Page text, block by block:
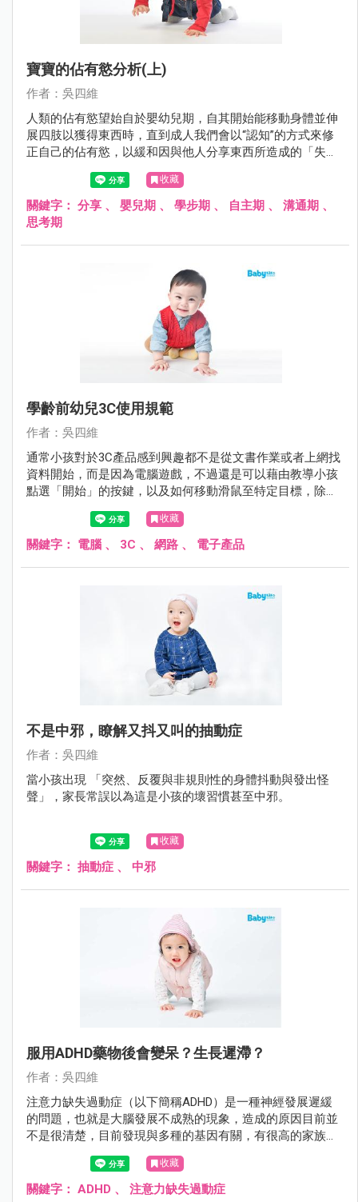
寶寶的佔有慾分析(上)
作者：吳四維
人類的佔有慾望始自於嬰幼兒期，自其開始能移動身體並伸
展四肢以獲得東西時，直到成人我們會以“認知”的方式來修
正自己的佔有慾，以緩和因與他人分享東西所造成的「失落
收藏
關鍵字： 分享 、 嬰兒期 、 學步期 、 自主期 、 溝通期 、
思考期
學齡前幼兒3C使用規範
作者：吳四維
通常小孩對於3C產品感到興趣都不是從文書作業或者上網找
資料開始，而是因為電腦遊戲，不過還是可以藉由教導小孩
點選「開始」的按鍵，以及如何移動滑鼠至特定目標，除了
能增強小孩的語言理解能力外，對於小孩的手眼協調上也有
幫助，並藉此增進其認知能力如顏色、形狀與符號的認識。
收藏
關鍵字： 電腦 、 3C 、 網路 、 電子產品
不是中邪，瞭解又抖又叫的抽動症
作者：吳四維
當小孩出現 「突然、反覆與非規則性的身體抖動與發出怪
聲」，家長常誤以為這是小孩的壞習慣甚至中邪。
收藏
關鍵字： 抽動症 、 中邪
服用ADHD藥物後會變呆？生長遲滯？
作者：吳四維
注意力缺失過動症（以下簡稱ADHD）是一種神經發展遲緩
的問題，也就是大腦發展不成熟的現象，造成的原因目前並
不是很清楚，目前發現與多種的基因有關，有很高的家族遺
傳性，常合併其他的精神疾病如自閉症、妥瑞氏症、品行問
題、情緒障礙等。
收藏
關鍵字： ADHD 、 注意力缺失過動症